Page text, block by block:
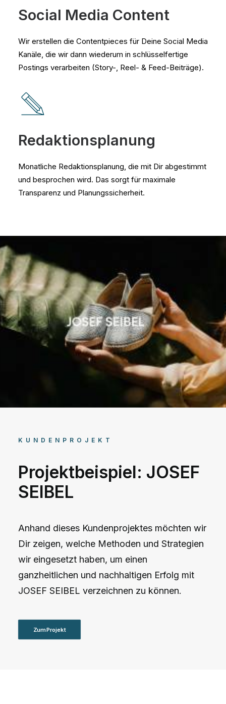
Social Media Content
Wir erstellen die Contentpieces für Deine Social Media
Kanäle, die wir dann wiederum in schlüsselfertige
Postings verarbeiten (Story-, Reel- & Feed-Beiträge).
Redaktionsplanung
Monatliche Redaktionsplanung, die mit Dir abgestimmt
und besprochen wird. Das sorgt für maximale
Transparenz und Planungssicherheit.
KUNDENPROJEKT
Projektbeispiel: JOSEF
SEIBEL
Anhand dieses Kundenprojektes möchten wir
Dir zeigen, welche Methoden und Strategien
wir eingesetzt haben, um einen
ganzheitlichen und nachhaltigen Erfolg mit
JOSEF SEIBEL verzeichnen zu können.
Zum Projekt